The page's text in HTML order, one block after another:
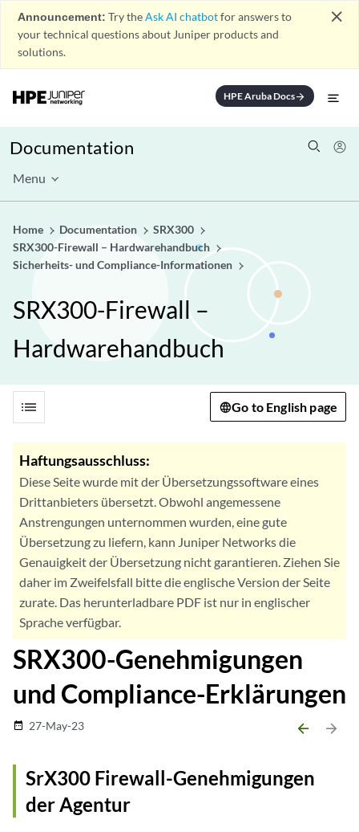
Announcement: Try theAsk AI chatbotfor answers to
your technical questions about Juniper products and
solutions.
close
HPE Aruba Docsarrow_forward
Documentation
Menu
Home Documentation
SRX300
SRX300-Firewall – Hardwarehandbuch
Sicherheits- und Compliance-Informationen
SRX300-Firewall –
Hardwarehandbuch
list Go to English page
Haftungsausschluss:
Diese Seite wurde mit der Übersetzungssoftware eines
Drittanbieters übersetzt. Obwohl angemessene
Anstrengungen unternommen wurden, eine gute
Übersetzung zu liefern, kann Juniper Networks die
Genauigkeit der Übersetzung nicht garantieren. Ziehen Sie
daher im Zweifelsfall bitte die englische Version der Seite
zurate. Das herunterladbare PDF ist nur in englischer
Sprache verfügbar.
SRX300-Genehmigungen
und Compliance-Erklärungen
date_range 27-May-23 arrow_backward arrow_forward
SrX300 Firewall-Genehmigungen
der Agentur